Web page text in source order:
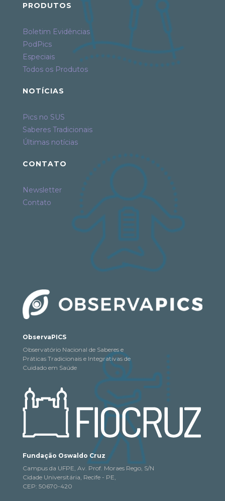
PRODUTOS
Boletim Evidências
PodPics
Especiais
Todos os Produtos
NOTÍCIAS
Pics no SUS
Saberes Tradicionais
Últimas notícias
CONTATO
Newsletter
Contato
ObservaPICS
Observatório Nacional de Saberes e
Práticas Tradicionais e Integrativas de
Cuidado em Saúde
Fundação Oswaldo Cruz
Campus da UFPE, Av. Prof. Moraes Rego, S/N
Cidade Universitária, Recife - PE,
CEP: 50670-420